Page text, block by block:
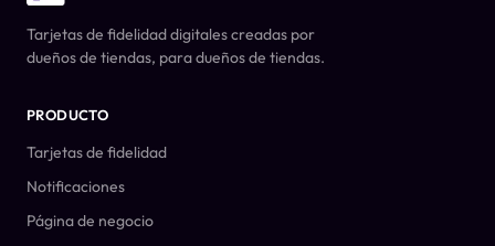
Tarjetas de fidelidad digitales creadas por
dueños de tiendas, para dueños de tiendas.
PRODUCTO
Tarjetas de fidelidad
Notificaciones
Página de negocio